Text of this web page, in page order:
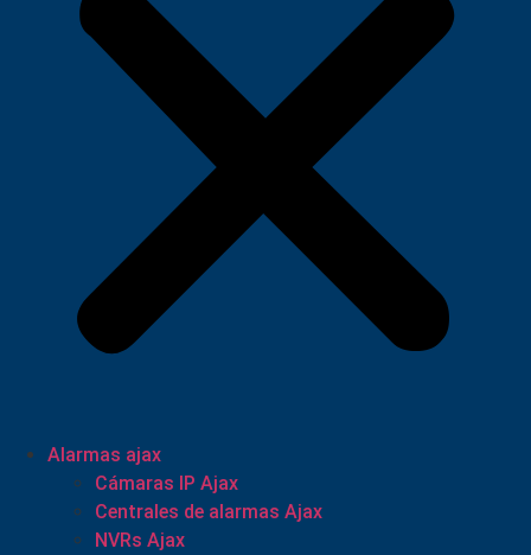
Alarmas ajax
Cámaras IP Ajax
Centrales de alarmas Ajax
NVRs Ajax